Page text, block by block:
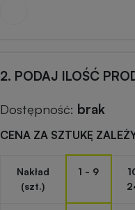
2. PODAJ ILOŚĆ
Dostępność: brak
CENA ZA SZTUKĘ
Nakład
(szt.)
1 - 9